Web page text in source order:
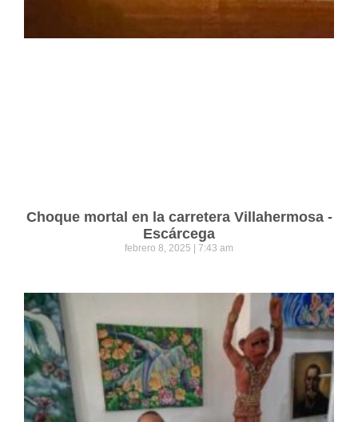
Choque mortal en la carretera Villahermosa -
Escárcega
febrero 8, 2025 7:43 am